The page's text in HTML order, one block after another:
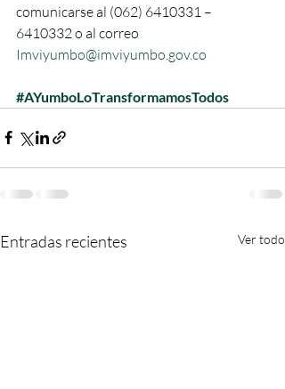
comunicarse al (062) 6410331 –
6410332 o al correo
Imviyumbo@imviyumbo.gov.co
#AYumboLoTransformamosTodos
Entradas recientes Ver todo